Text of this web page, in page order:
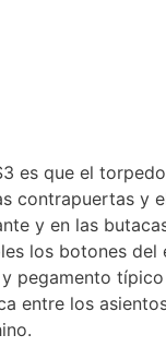
es que el
contrapuertas y
y en las
los botones
pegamento
entre los